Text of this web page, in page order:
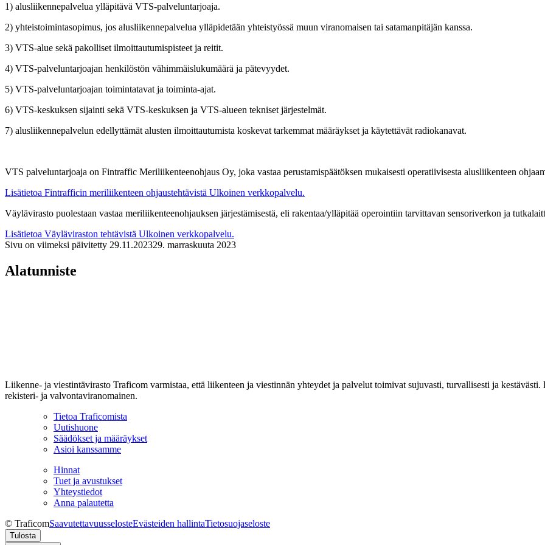
1) alusliikennepalvelua ylläpitävä VTS-palveluntarjoaja.
2) yhteistoimintasopimus, jos alusliikennepalvelua ylläpidetään yhteistyössä muun viranomaisen tai satamanpitäjän kanssa.
3) VTS-alue sekä pakolliset ilmoittautumispisteet ja reitit.
4) VTS-palveluntarjoajan henkilöstön vähimmäislukumäärä ja pätevyydet.
5) VTS-palveluntarjoajan toimintatavat ja toiminta-ajat.
6) VTS-keskuksen sijainti sekä VTS-keskuksen ja VTS-alueen tekniset järjestelmät.
7) alusliikennepalvelun edellyttämät alusten ilmoittautumista koskevat tarkemmat määräykset ja käytettävät radiokanavat.
VTS palveluntarjoaja on Fintraffic Meriliikenteenohjaus Oy, joka vastaa perustamispäätöksen mukaisesti operatiivisesta alusliikenteen
Lisätietoa Fintrafficin meriliikenteen ohjaustehtävistä Ulkoinen verkkopalvelu.
Väylävirasto puolestaan vastaa meriliikenteenohjauksen järjestämisestä, eli rakentaa/ylläpitää operointiin tarvittavan sensoriverkon ja
Lisätietoa Väyläviraston tehtävistä Ulkoinen verkkopalvelu.
Sivu on viimeksi päivitetty 29.11.202329. marraskuuta 2023
Alatunniste
Liikenne- ja viestintävirasto Traficom varmistaa, että liikenteen ja viestinnän yhteydet ja palvelut toimivat sujuvasti, turvallisesti ja
rekisteri- ja valvontaviranomainen.
Tietoa Traficomista
Uutishuone
Säädökset ja määräykset
Asioi kanssamme
Hinnat
Tuet ja avustukset
Yhteystiedot
Anna palautetta
© TraficomSaavutettavuusselosteEvästeiden hallintaTietosuojaseloste
Tulosta